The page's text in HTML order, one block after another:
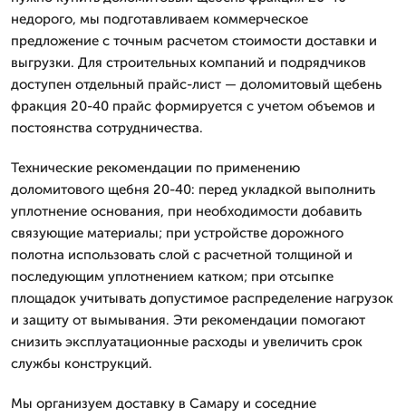
недорого, мы подготавливаем коммерческое
предложение с точным расчетом стоимости доставки и
выгрузки. Для строительных компаний и подрядчиков
доступен отдельный прайс-лист — доломитовый щебень
фракция 20-40 прайс формируется с учетом объемов и
постоянства сотрудничества.
Технические рекомендации по применению
доломитового щебня 20-40: перед укладкой выполнить
уплотнение основания, при необходимости добавить
связующие материалы; при устройстве дорожного
полотна использовать слой с расчетной толщиной и
последующим уплотнением катком; при отсыпке
площадок учитывать допустимое распределение нагрузок
и защиту от вымывания. Эти рекомендации помогают
снизить эксплуатационные расходы и увеличить срок
службы конструкций.
Мы организуем доставку в Самару и соседние